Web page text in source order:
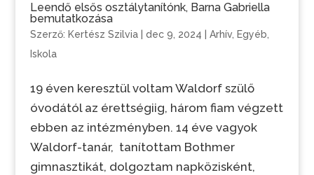
Leendő elsős osztálytanítónk, Barna Gabriella
bemutatkozása
Szerző: Kertész Szilvia| dec 9, 2024 Arhív, Egyéb,
Iskola
19 éven keresztül voltam Waldorf szülő
óvodától az érettségiig, három fiam végzett
ebben az intézményben. 14 éve vagyok
Waldorf-tanár, tanítottam Bothmer
gimnasztikát, dolgoztam napközisként,